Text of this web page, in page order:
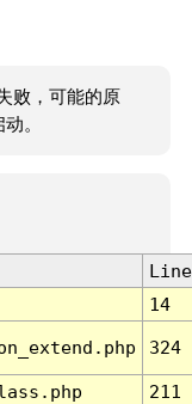
败，可能的原
。
Line
14
324
211